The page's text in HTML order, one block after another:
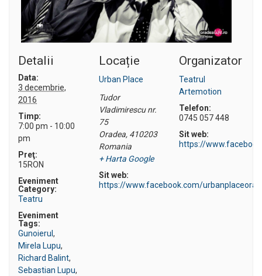
Detalii
Data:
3 decembrie,
2016
Timp:
7:00 pm - 10:00
pm
Preţ:
15RON
Eveniment
Category:
Teatru
Eveniment
Tags:
Gunoierul ,
Mirela Lupu,
Richard Balint,
Sebastian Lupu,
Locație
Urban Place
Tudor
Vladimirescu nr.
75
Oradea, 410203
Romania
+ Harta Google
Sit web:
https://www.facebook.com/
Organizator
Teatrul
Artemotion
Telefon:
0745 057 448
Sit web:
https://